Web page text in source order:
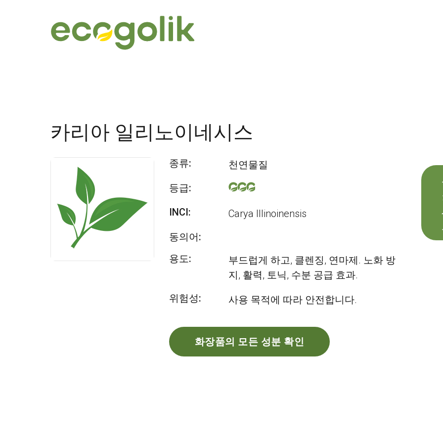
카리아 일리노이네시스
종류:
천연물질
등급:
INCI:
Carya Illinoinensis
동의어:
용도:
부드럽게 하고, 클렌징, 연마제. 노화 방
지, 활력, 토닉, 수분 공급 효과.
위험성:
사용 목적에 따라 안전합니다.
화장품의 모든 성분 확인